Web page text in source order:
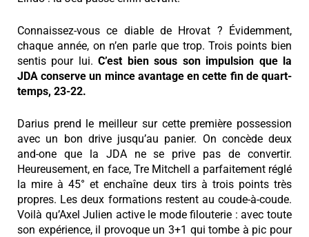
Connaissez-vous ce diable de Hrovat ? Évidemment,
chaque année, on n’en parle que trop. Trois points bien
sentis pour lui. C’est bien sous son impulsion que la
JDA conserve un mince avantage en cette fin de quart-
temps, 23-22.
Darius prend le meilleur sur cette première possession
avec un bon drive jusqu’au panier. On concède deux
and-one que la JDA ne se prive pas de convertir.
Heureusement, en face, Tre Mitchell a parfaitement réglé
la mire à 45° et enchaîne deux tirs à trois points très
propres. Les deux formations restent au coude-à-coude.
Voilà qu’Axel Julien active le mode filouterie : avec toute
son expérience, il provoque un 3+1 qui tombe à pic pour